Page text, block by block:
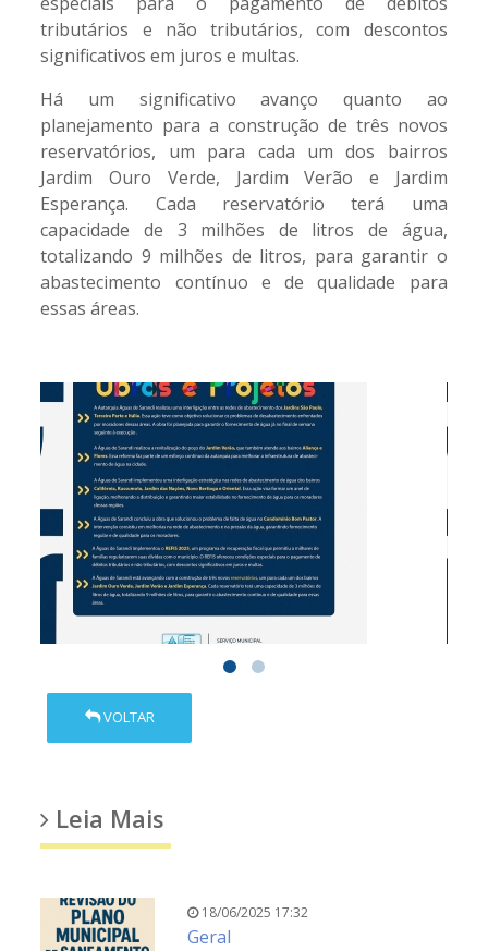
tributários e não tributários, com descontos
significativos em juros e multas.
Há um significativo avanço quanto ao
planejamento para a construção de três novos
reservatórios, um para cada um dos bairros
Jardim Ouro Verde, Jardim Verão e Jardim
Esperança. Cada reservatório terá uma
capacidade de 3 milhões de litros de água,
totalizando 9 milhões de litros, para garantir o
abastecimento contínuo e de qualidade para
essas áreas.
VOLTAR
Leia Mais
18/06/2025 17:32
Geral